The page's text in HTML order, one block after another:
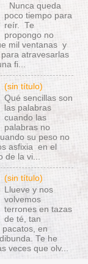
Nunca queda
poco tiempo para
reír. Te
propongo no
mil ventanas y
atravesarlas
fi...
(sin título)
Qué sencillas son
las palabras
cuando las
palabras no
su peso no
asfixia en el
de la vi...
(sin título)
Llueve y nos
volvemos
terrones en tazas
de té, tan
pacatos, en
Te he
veces que olv...